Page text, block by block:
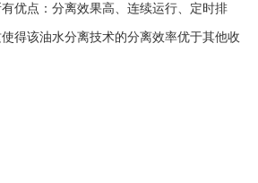
优点：分离效果高、连续运行、定时排
得该油水分离技术的分离效率优于其他收